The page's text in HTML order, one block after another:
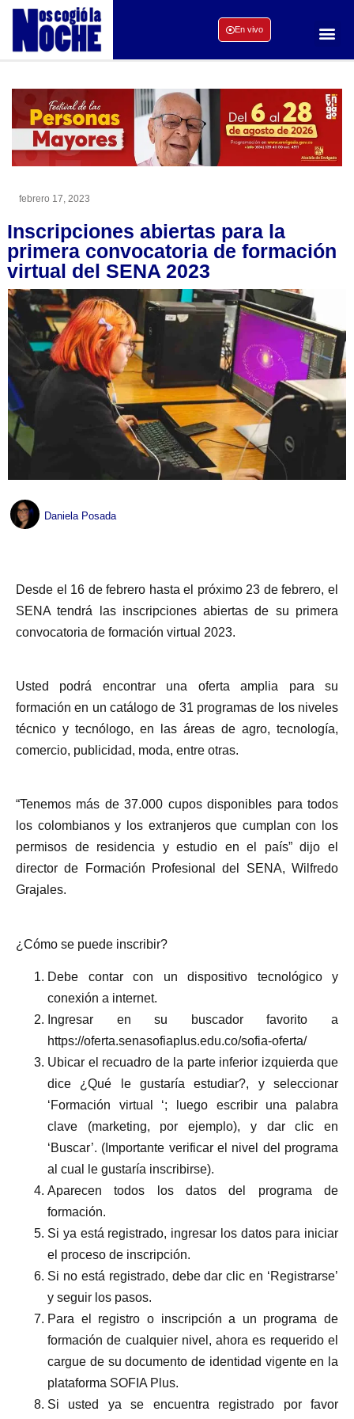
En vivo
febrero 17, 2023
Inscripciones abiertas para la
primera convocatoria de formación
virtual del SENA 2023
Daniela Posada
Desde el 16 de febrero hasta el próximo 23 de febrero, el
SENA tendrá las inscripciones abiertas de su primera
convocatoria de formación virtual 2023.
Usted podrá encontrar una oferta amplia para su
formación en un catálogo de 31 programas de los niveles
técnico y tecnólogo, en las áreas de agro, tecnología,
comercio, publicidad, moda, entre otras.
“Tenemos más de 37.000 cupos disponibles para todos
los colombianos y los extranjeros que cumplan con los
permisos de residencia y estudio en el país” dijo el
director de Formación Profesional del SENA, Wilfredo
Grajales.
¿Cómo se puede inscribir?
Debe contar con un dispositivo tecnológico y
conexión a internet.
Ingresar en su buscador favorito a
https://oferta.senasofiaplus.edu.co/sofia-oferta/
Ubicar el recuadro de la parte inferior izquierda que
dice ¿Qué le gustaría estudiar?, y seleccionar
‘Formación virtual ‘; luego escribir una palabra
clave (marketing, por ejemplo), y dar clic en
‘Buscar’. (Importante verificar el nivel del programa
al cual le gustaría inscribirse).
Aparecen todos los datos del programa de
formación.
Si ya está registrado, ingresar los datos para iniciar
el proceso de inscripción.
Si no está registrado, debe dar clic en ‘Registrarse’
y seguir los pasos.
Para el registro o inscripción a un programa de
formación de cualquier nivel, ahora es requerido el
cargue de su documento de identidad vigente en la
plataforma SOFIA Plus.
Si usted ya se encuentra registrado por favor